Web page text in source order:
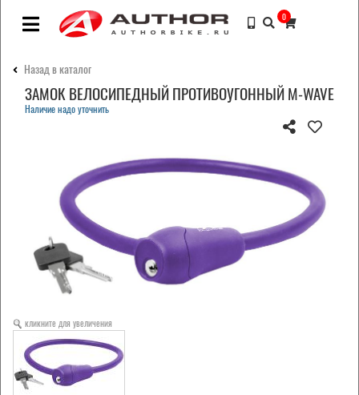
0
Назад в каталог
ЗАМОК ВЕЛОСИПЕДНЫЙ ПРОТИВОУГОННЫЙ M-WAVE
Наличие надо уточнить
кликните для увеличения